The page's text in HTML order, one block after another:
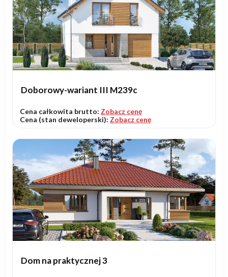
Doborowy-wariant III M239c
Cena całkowita brutto: Zobacz cenę
Cena (stan deweloperski): Zobacz cenę
Dom na praktycznej 3